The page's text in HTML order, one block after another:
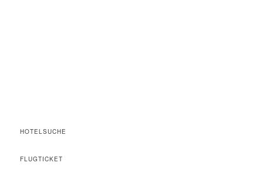
HOTELSUCHE
FLUGTICKET